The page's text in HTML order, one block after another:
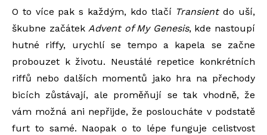
O to více pak s každým, kdo tlačí Transientdo uší,
škubne začátekAdvent of My Genesis, kde nastoupí
hutné riffy, urychlí se tempo a kapela se začne
probouzet k životu. Neustálé repetice konkrétních
riffů nebo dalších momentů jako hra na přechody
bicích zůstávají, ale proměňují se tak vhodně, že
vám možná ani nepřijde, že posloucháte v podstatě
furt to samé. Naopak o to lépe funguje celistvost